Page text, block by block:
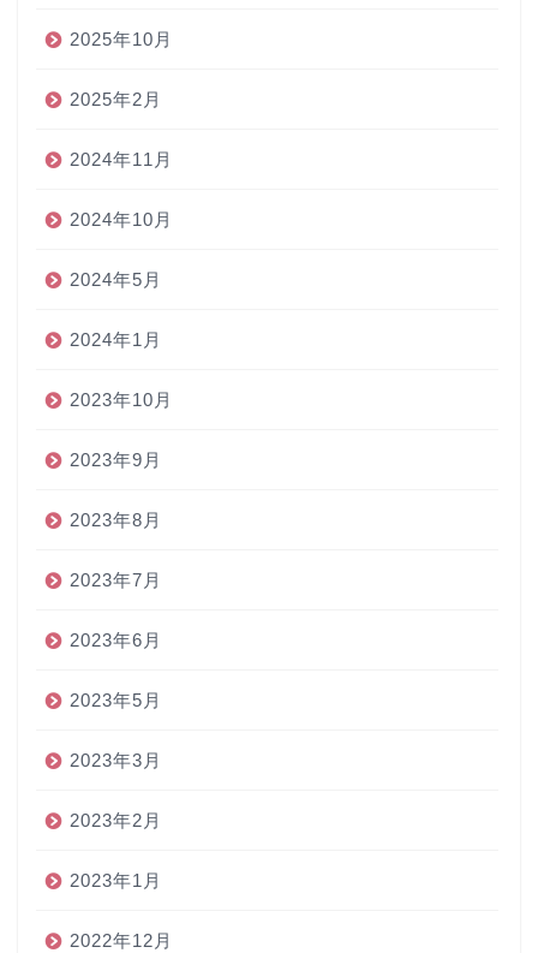
2025年10月
2025年2月
2024年11月
2024年10月
2024年5月
2024年1月
2023年10月
2023年9月
2023年8月
2023年7月
2023年6月
2023年5月
2023年3月
2023年2月
2023年1月
2022年12月